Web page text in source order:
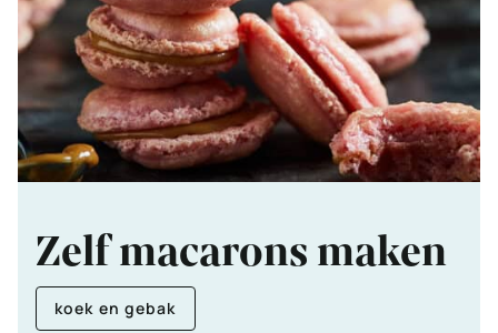
Zelf macarons maken
koek en gebak